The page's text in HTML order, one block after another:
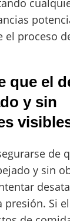
el proceso
que el
y sin
de
y sin
Si